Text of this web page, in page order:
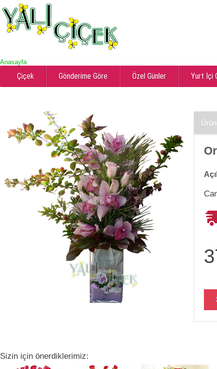
Anasayfa
Çiçek Gönderime Göre Özel Günler Yurt İçi
Sizin için önerdiklerimiz: